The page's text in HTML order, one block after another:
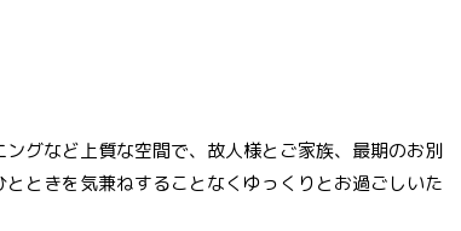
グなど上質な空間で、故人様とご家族、最期のお別
ときを気兼ねすることなくゆっくりとお過ごしいた